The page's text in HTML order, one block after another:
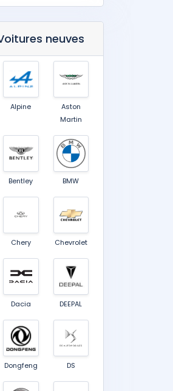
neuves
Alpine
Aston
Martin
Bentley BMW
Chery Chevrolet
Dacia DEEPAL
Dongfeng DS